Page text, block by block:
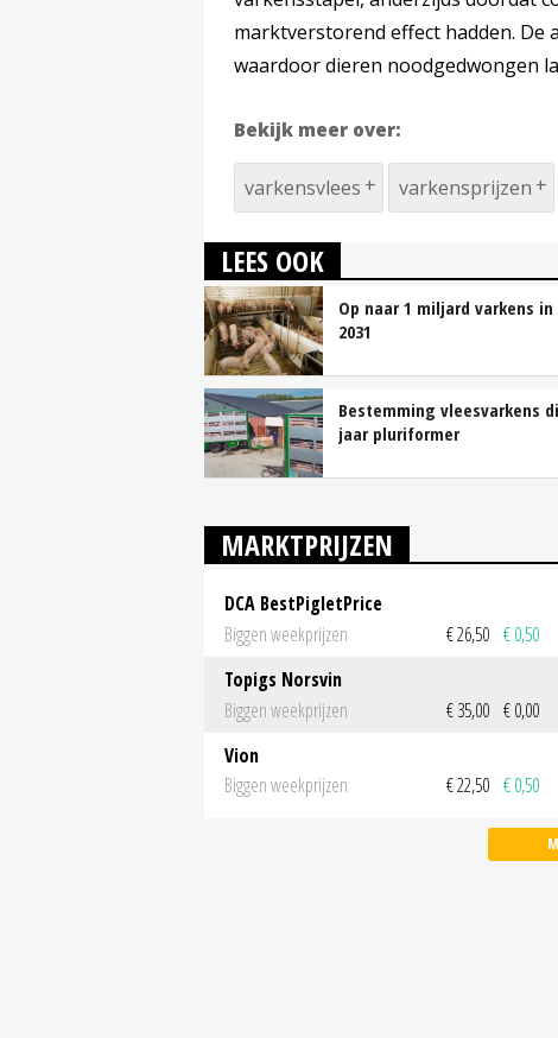
marktverstorend effect hadden.
waardoor dieren noodgedwongen
Bekijk meer over:
varkensvlees varkensprijzen
LEES OOK
Op naar 1 miljard varkens in
2031
Bestemming vleesvarkens
jaar pluriformer
MARKTPRIJZEN
DCA BestPigletPrice
Biggen weekprijzen
€ 26,50 € 0,50
Topigs Norsvin
Biggen weekprijzen
€ 35,00 € 0,00
Vion
Biggen weekprijzen
€ 22,50 € 0,50